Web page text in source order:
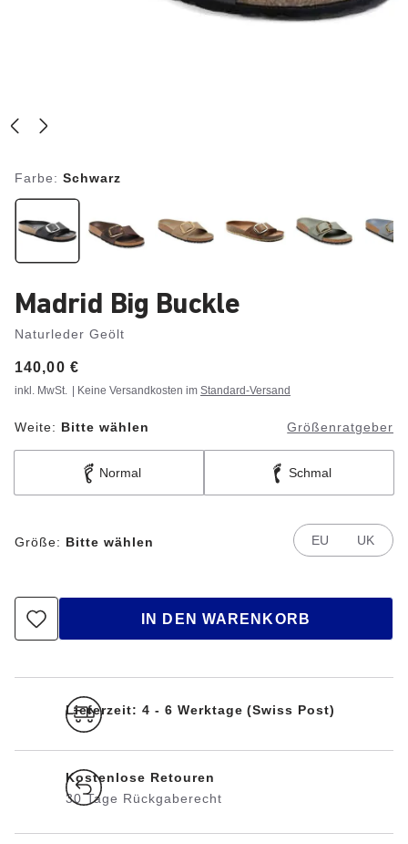
Farbe: Schwarz
Madrid Big Buckle
Naturleder Geölt
Price:
140,00 €
inkl. MwSt. | Keine Versandkosten im Standard-Versand
Weite: Bitte wählen Größenratgeber
Normal Schmal
Größe: Bitte wählen EU UK
IN DEN WARENKORB
Lieferzeit: 4 - 6 Werktage (Swiss Post)
Kostenlose Retouren
30 Tage Rückgaberecht